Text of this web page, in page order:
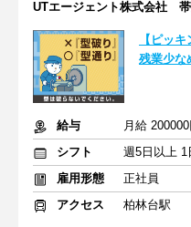
UTエージェント株式会社 帯
【ピッ
残業少な
給与
月給
シフト
週5日以上 1
雇用形態
正社員
アクセス
柏林台駅